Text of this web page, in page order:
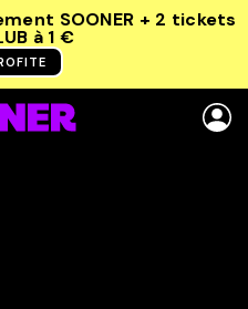
SOONER + 2 tickets
à 1 €